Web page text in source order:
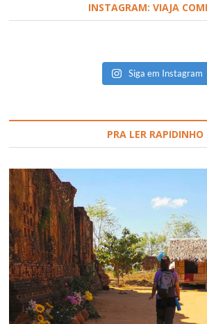
INSTAGRAM: VIAJA
Siga em Instagram
PRA LER RAPIDINHO